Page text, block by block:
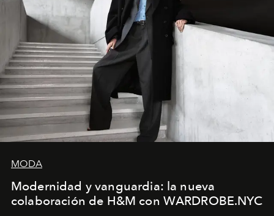
MODA
Modernidad y vanguardia: la nueva
colaboración de H&M con WARDROBE.NYC